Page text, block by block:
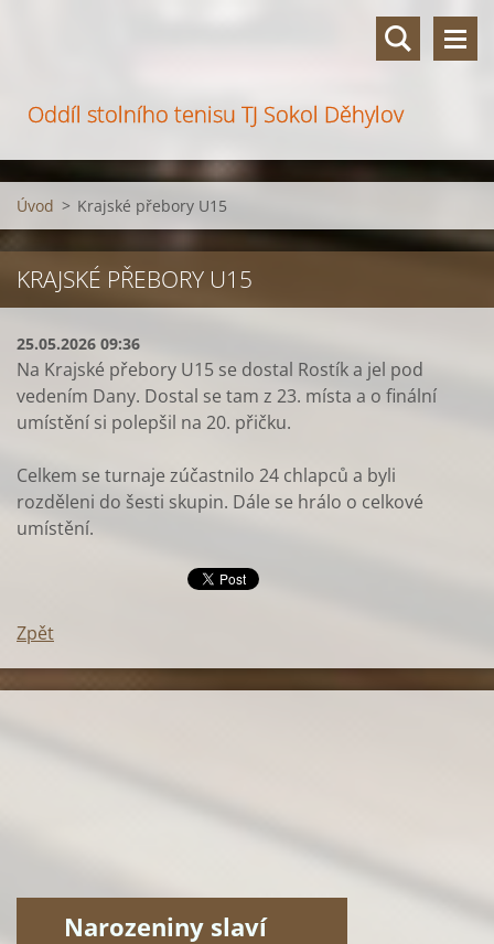
Oddíl stolního tenisu TJ Sokol Děhylov
Úvod > Krajské přebory U15
KRAJSKÉ PŘEBORY U15
25.05.2026 09:36
Na Krajské přebory U15 se dostal Rostík a jel pod
vedením Dany. Dostal se tam z 23. místa a o finální
umístění si polepšil na 20. přičku.
Celkem se turnaje zúčastnilo 24 chlapců a byli
rozděleni do šesti skupin. Dále se hrálo o celkové
umístění.
Zpět
Narozeniny slaví